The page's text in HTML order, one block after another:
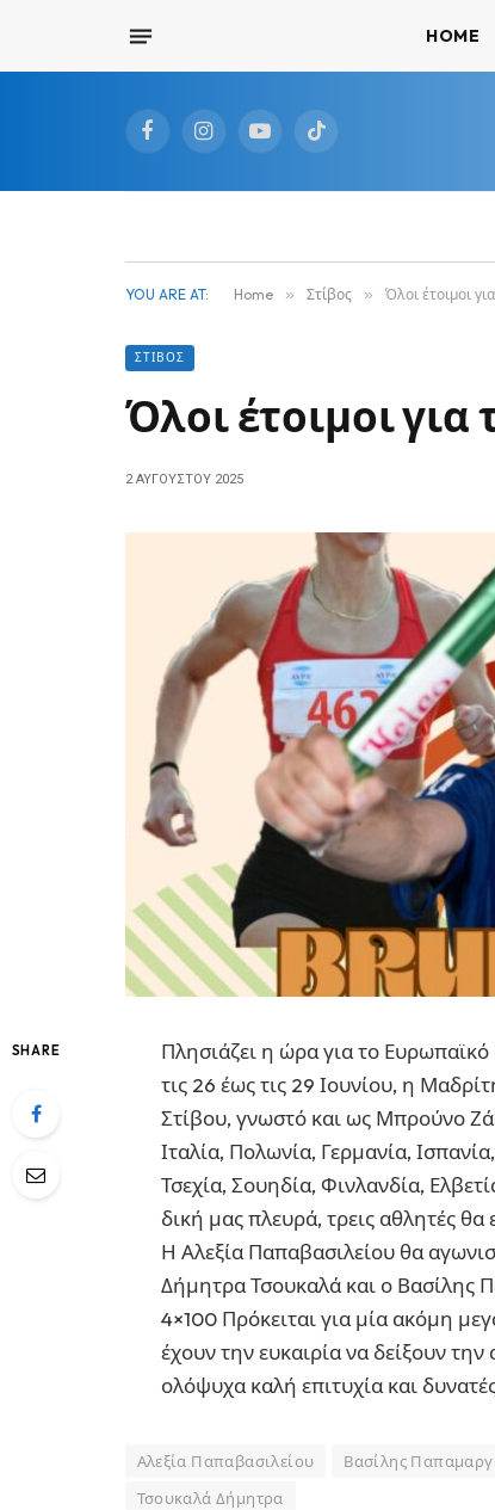
HOME
FacebookInstagramYouTubeTikTok
YOU ARE AT: Home » Στίβος » Όλοι έτοιμοι
ΣΤΊΒΟΣ
Όλοι έτοιμοι
2 ΑΥΓΟΎΣΤΟΥ 2025
SHARE
Πλησιάζει η ώρα για το
τις 26 έως τις 29 Ιουνίου, η
Στίβου, γνωστό και ως Μπρούνο
Ιταλία, Πολωνία, Γερμανία,
Τσεχία, Σουηδία, Φινλανδία,
δική μας πλευρά, τρεις αθλητές
Η Αλεξία Παπαβασιλείου θα
Δήμητρα Τσουκαλά και ο Βασίλης
4×100 Πρόκειται για μία ακόμη
έχουν την ευκαιρία να δείξουν
ολόψυχα καλή επιτυχία και
Αλεξία Παπαβασιλείου Βασίλης
Τσουκαλά Δήμητρα